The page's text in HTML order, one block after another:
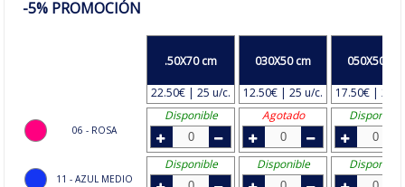
-5% PROMOCIÓN
06 - ROSA
11 - AZUL MEDIO
.50X70 cm
22.50€ | 25 u/c.
030X50 cm
12.50€ | 25 u/c.
050X50 cm
17.50€ | 25
Disponible
Agotado Disponible
Disponible Disponible Disponible